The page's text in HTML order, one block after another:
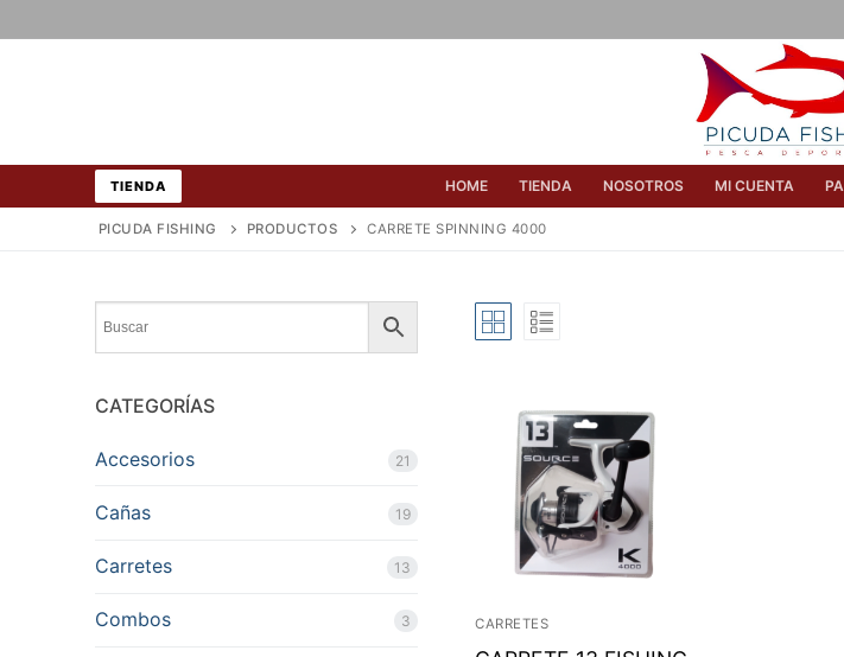
al
TIENDA HOME TIENDA NOSOTROS MI CUENTA
PICUDA FISHING PRODUCTOS CARRETE SPINNING 4000
CARRETES
CATEGORÍAS
Accesorios 21
Cañas 19
Carretes 13
Combos 3